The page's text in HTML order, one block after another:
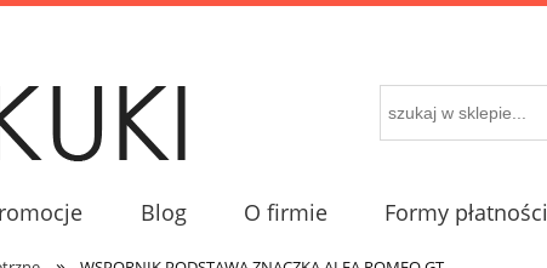
Blog O firmie Formy płatności